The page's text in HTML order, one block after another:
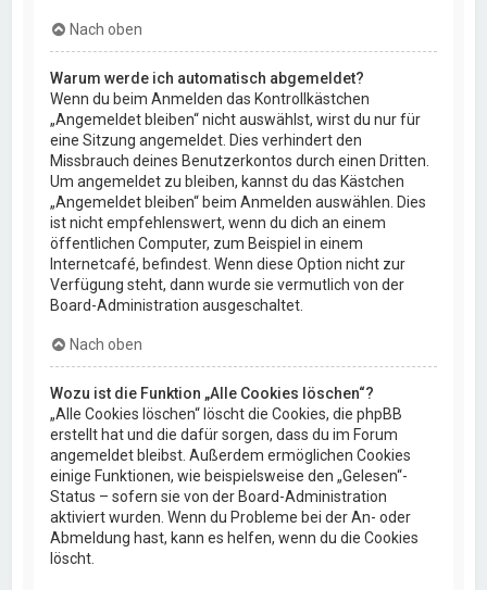
Nach oben
Warum werde ich automatisch abgemeldet?
Wenn du beim Anmelden das Kontrollkästchen
„Angemeldet bleiben“ nicht auswählst, wirst du nur für
eine Sitzung angemeldet. Dies verhindert den
Missbrauch deines Benutzerkontos durch einen Dritten.
Um angemeldet zu bleiben, kannst du das Kästchen
„Angemeldet bleiben“ beim Anmelden auswählen. Dies
ist nicht empfehlenswert, wenn du dich an einem
öffentlichen Computer, zum Beispiel in einem
Internetcafé, befindest. Wenn diese Option nicht zur
Verfügung steht, dann wurde sie vermutlich von der
Board-Administration ausgeschaltet.
Nach oben
Wozu ist die Funktion „Alle Cookies löschen“?
„Alle Cookies löschen“ löscht die Cookies, die phpBB
erstellt hat und die dafür sorgen, dass du im Forum
angemeldet bleibst. Außerdem ermöglichen Cookies
einige Funktionen, wie beispielsweise den „Gelesen“-
Status – sofern sie von der Board-Administration
aktiviert wurden. Wenn du Probleme bei der An- oder
Abmeldung hast, kann es helfen, wenn du die Cookies
löscht.